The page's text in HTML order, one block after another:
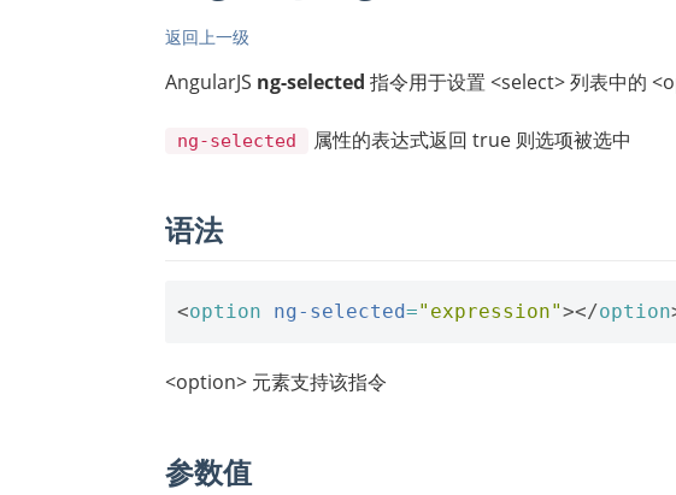
返回上一级
AngularJS ng-selected 指令用于设置 <select> 列表中的
ng-selected 属性的表达式返回 true 则选项被选中
语法
<option ng-selected="expression"></option
<option> 元素支持该指令
参数值